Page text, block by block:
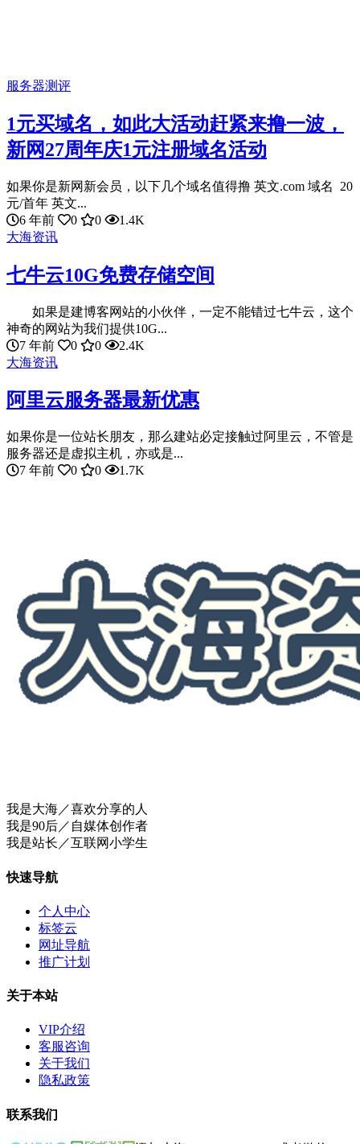
服务器测评
1元买域名，如此大活动赶紧来撸一波，
新网27周年庆1元注册域名活动
如果你是新网新会员，以下几个域名值得撸 英文.com 域名 20
元/首年 英文...
6 年前
0 0
1.4K
大海资讯
七牛云10G免费存储空间
如果是建博客网站的小伙伴，一定不能错过七牛云，这个
神奇的网站为我们提供10G...
7 年前
0 0
2.4K
大海资讯
阿里云服务器最新优惠
如果你是一位站长朋友，那么建站必定接触过阿里云，不管是
服务器还是虚拟主机，亦或是...
7 年前
0 0 1.7K
我是大海／喜欢分享的人
我是90后／自媒体创作者
我是站长／互联网小学生
快速导航
个人中心
标签云
网址导航
推广计划
关于本站
VIP介绍
客服咨询
关于我们
隐私政策
联系我们